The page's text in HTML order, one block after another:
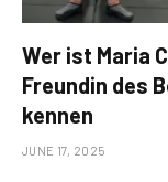
Wer ist Maria
Freundin des
kennen
JUNE 17, 2025